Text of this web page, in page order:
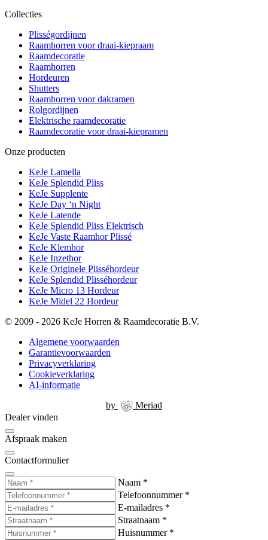
Collecties
Plisségordijnen
Raamhorren voor draai-kiepraam
Raamdecoratie
Raamhorren
Hordeuren
Shutters
Raamhorren voor dakramen
Rolgordijnen
Elektrische raamdecoratie
Raamdecoratie voor draai-kiepramen
Onze producten
KeJe Lamella
KeJe Splendid Pliss
KeJe Supplente
KeJe Day ‘n Night
KeJe Latende
KeJe Splendid Pliss Elektrisch
KeJe Vaste Raamhor Plissé
KeJe Klemhor
KeJe Inzethor
KeJe Originele Plisséhordeur
KeJe Splendid Plisséhordeur
KeJe Micro 13 Hordeur
KeJe Midel 22 Hordeur
© 2009 - 2026 KeJe Horren & Raamdecoratie B.V.
Algemene voorwaarden
Garantievoorwaarden
Privacyverklaring
Cookieverklaring
AI-informatie
by
Meriad
Dealer vinden
Afspraak maken
Contactformulier
Naam *
Telefoonnummer *
E-mailadres *
Straatnaam *
Huisnummer *